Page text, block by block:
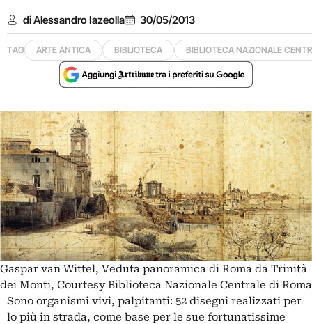
di Alessandro Iazeolla 30/05/2013
TAG ARTE ANTICA BIBLIOTECA BIBLIOTECA NAZIONALE
Gaspar van Wittel, Veduta panoramica di Roma da Trinità
dei Monti, Courtesy Biblioteca Nazionale Centrale di Roma
Sono organismi vivi, palpitanti: 52 disegni realizzati per
lo più in strada, come base per le sue fortunatissime